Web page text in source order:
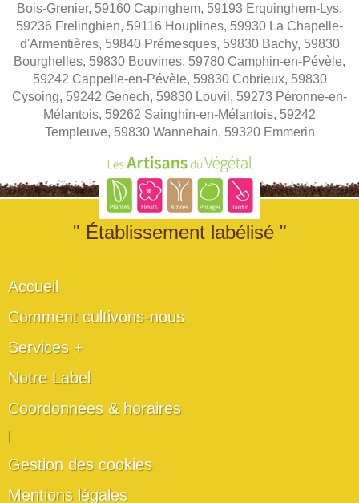
Bois-Grenier, 59160 Capinghem, 59193 Erquinghem-Lys,
59236 Frelinghien, 59116 Houplines, 59930 La Chapelle-
d'Armentières, 59840 Prémesques, 59830 Bachy, 59830
Bourghelles, 59830 Bouvines, 59780 Camphin-en-Pévèle,
59242 Cappelle-en-Pévèle, 59830 Cobrieux, 59830
Cysoing, 59242 Genech, 59830 Louvil, 59273 Péronne-en-
Mélantois, 59262 Sainghin-en-Mélantois, 59242
Templeuve, 59830 Wannehain, 59320 Emmerin
" Établissement labélisé "
Accueil
Comment cultivons-nous
Services +
Notre Label
Coordonnées & horaires
Gestion des cookies
Mentions légales